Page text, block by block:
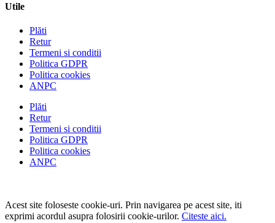
Utile
Plăti
Retur
Termeni si conditii
Politica GDPR
Politica cookies
ANPC
Plăti
Retur
Termeni si conditii
Politica GDPR
Politica cookies
ANPC
Acest site foloseste cookie-uri. Prin navigarea pe acest site, iti
exprimi acordul asupra folosirii cookie-urilor. Citeste aici.